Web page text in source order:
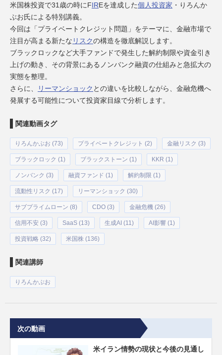
米国株投資で31歳の時にFIREを達成した個人投資家 ・りろんか
ぶお氏による特別講義。
今回は「プライベートクレジット問題」をテーマに、金融市場で
注目が高まる新たな リスクの構造を徹底解説します。
ブラックロックなど大手ファンドで発生した解約制限や資金引き
上げの動き、その背景にあるノンバンク融資の仕組みと急拡大の
実態を整理。
さらに、
リーマンショック との違いを比較しながら、金融危機へ
発展する可能性について投資家目線で分析します。
関連動画タグ
りろんかぶお (73) プライベートクレジット (2) 金融リスク (3)
ブラックロック (1) ブラックストーン (1) KKR (1)
ノンバンク (3) 融資ファンド (1) 解約制限 (1)
流動性リスク (17) リーマンショック (30)
サブプライムローン (8) CDO (3) 金融危機 (26)
信用不安 (3) SaaS (13) 生成AI (11) AI影響 (1)
投資戦略 (32) 米国株 (136)
関連講師
りろんかぶお
次の動画
米イラン情勢の現状と今後の見通し